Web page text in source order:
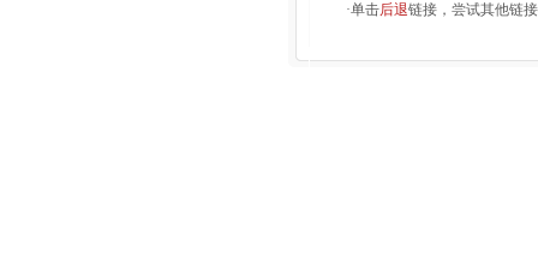
·单击后退链接，尝试其他链